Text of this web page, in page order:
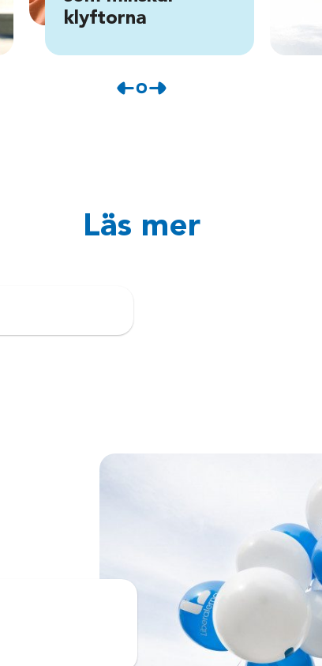
klyftorna
Läs mer